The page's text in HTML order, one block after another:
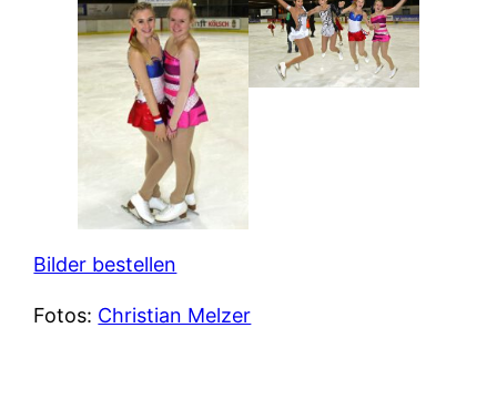
Bilder bestellen
Fotos: Christian Melzer